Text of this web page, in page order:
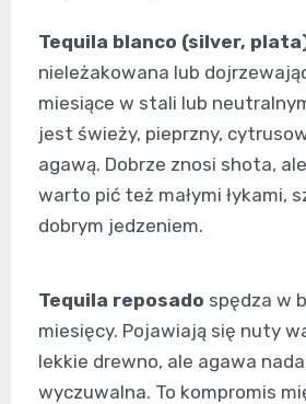
Tequila blanco (silver,
nieleżakowana lub
miesiące w stali lub
jest świeży, pieprzny,
agawą. Dobrze znosi shota,
warto pić też małymi łykami,
dobrym jedzeniem.
Tequila reposado spędza w
miesięcy. Pojawiają się nuty
lekkie drewno, ale agawa
wyczuwalna. To kompromis